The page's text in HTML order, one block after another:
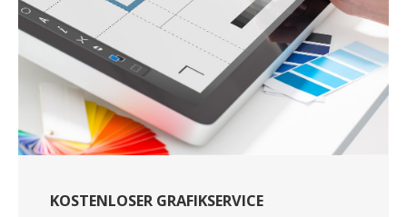
KOSTENLOSER GRAFIKSERVICE